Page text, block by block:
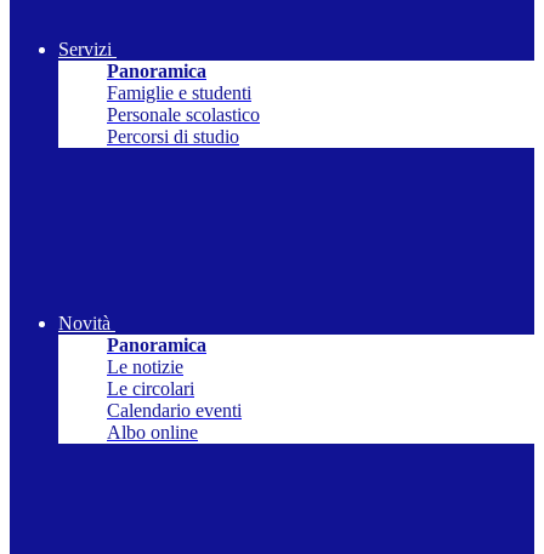
Servizi
Panoramica
Famiglie e studenti
Personale scolastico
Percorsi di studio
Novità
Panoramica
Le notizie
Le circolari
Calendario eventi
Albo online